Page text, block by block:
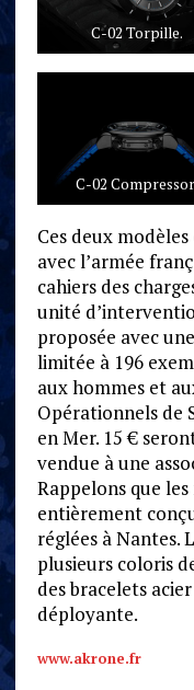
C-02 Torpille.
C-02
Ces deux
avec l’armée
cahiers des
unité
proposée avec
limitée à 196
aux hommes et
Opérationnels de
en Mer. 15 €
vendue à une
Rappelons que
entièrement
réglées à Nantes.
plusieurs coloris
des bracelets
déployante.
www.akrone.fr